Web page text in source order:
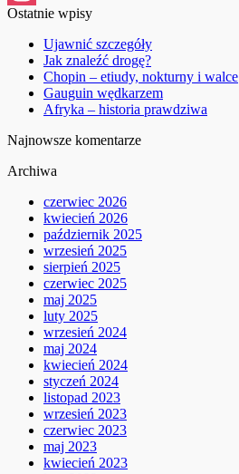
Instagram
Ostatnie wpisy
Ujawnić szczegóły
Jak znaleźć drogę?
Chopin – etiudy, nokturny i walce
Gauguin wędkarzem
Afryka – historia prawdziwa
Najnowsze komentarze
Archiwa
czerwiec 2026
kwiecień 2026
październik 2025
wrzesień 2025
sierpień 2025
czerwiec 2025
maj 2025
luty 2025
wrzesień 2024
maj 2024
kwiecień 2024
styczeń 2024
listopad 2023
wrzesień 2023
czerwiec 2023
maj 2023
kwiecień 2023